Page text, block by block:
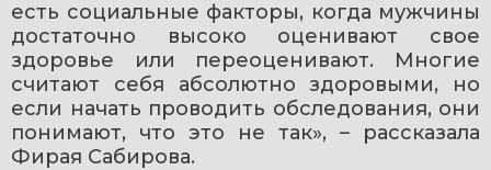
есть социальные факторы, когда мужчины
достаточно высоко оценивают свое
здоровье или переоценивают. Многие
считают себя абсолютно здоровыми, но
если начать проводить обследования, они
понимают, что это не так», – рассказала
Фирая Сабирова.